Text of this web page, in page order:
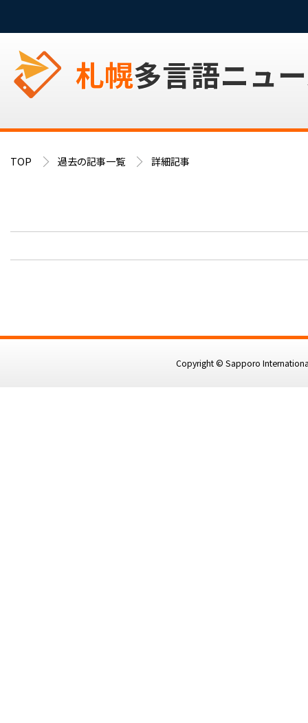
札幌多言語ニュ
TOP 過去の記事一覧 詳細記事
Copyright © Sapporo